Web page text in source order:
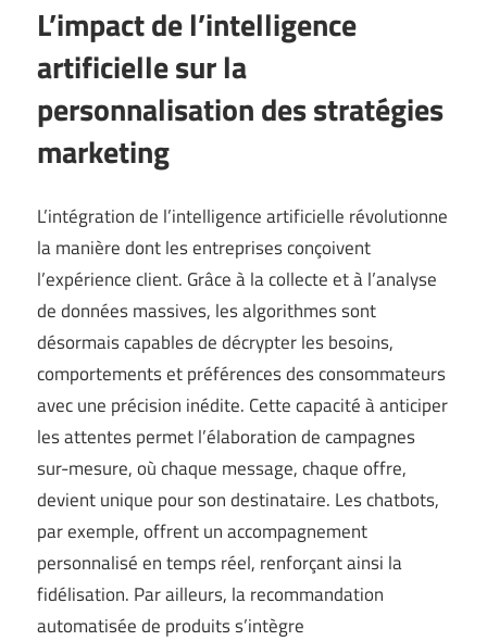
L’impact de l’intelligence
artificielle sur la
personnalisation des stratégies
marketing
L’intégration de l’intelligence artificielle révolutionne
la manière dont les entreprises conçoivent
l’expérience client. Grâce à la collecte et à l’analyse
de données massives, les algorithmes sont
désormais capables de décrypter les besoins,
comportements et préférences des consommateurs
avec une précision inédite. Cette capacité à anticiper
les attentes permet l’élaboration de campagnes
sur-mesure, où chaque message, chaque offre,
devient unique pour son destinataire. Les chatbots,
par exemple, offrent un accompagnement
personnalisé en temps réel, renforçant ainsi la
fidélisation. Par ailleurs, la recommandation
automatisée de produits s’intègre